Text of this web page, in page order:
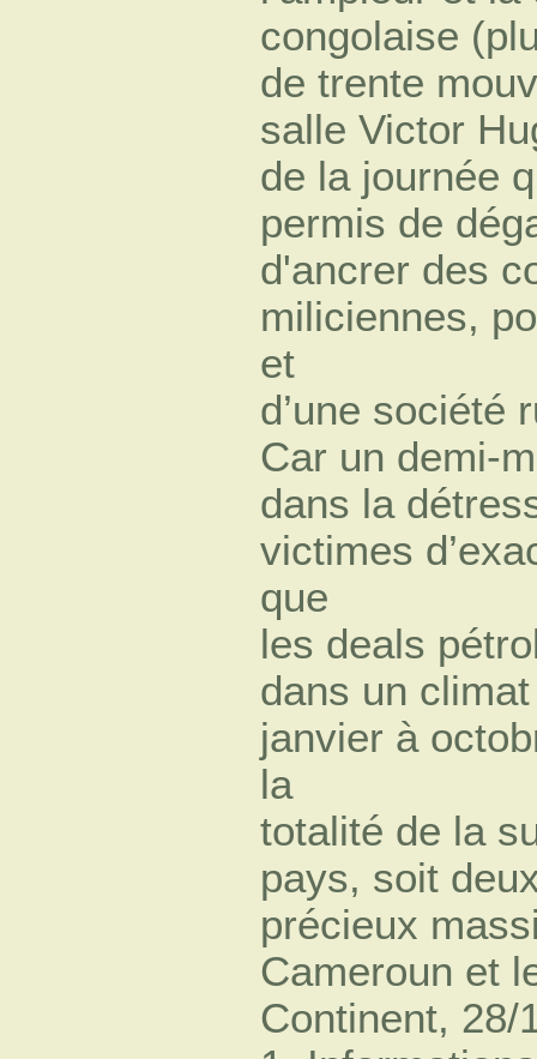
congolaise
de trente
salle Victor
de la journée
permis de
d'ancrer des
miliciennes,
et
d’une société
Car un demi-
dans la
victimes
que
les deals
dans un
janvier à
la
totalité de la
pays, soit
précieux
Cameroun et
Continent, 28/